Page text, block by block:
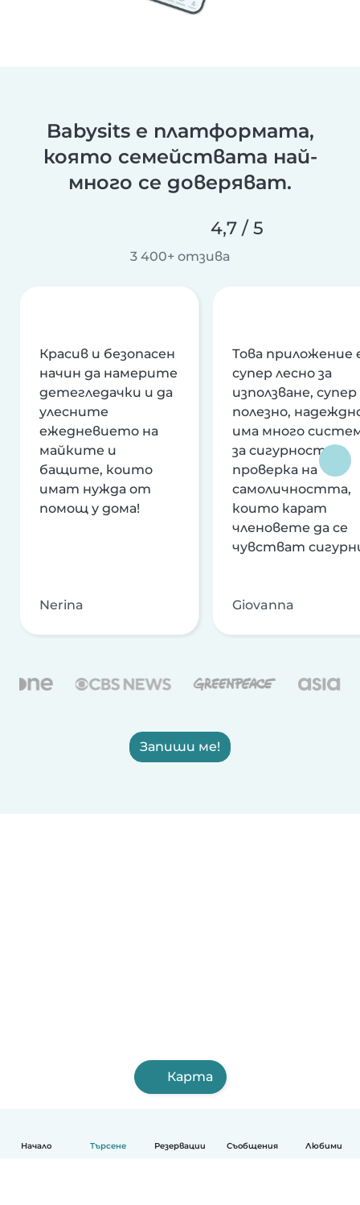
Начало Търсене Резервации Съобщения Любими
Babysits е платформата,
която семействата най-
много се доверяват.
4,7 / 5
3 400+ отзива
Красив и безопасен
начин да намерите
детегледачки и да
улесните
ежедневието на
майките и
бащите, които
имат нужда от
помощ у дома!
Nerina
Това приложение
супер лесно за
използване, супер
полезно,
има много
за сигурност и
проверка на
самоличността,
които карат
членовете да се
чувстват
Giovanna
Запиши ме!
Карта